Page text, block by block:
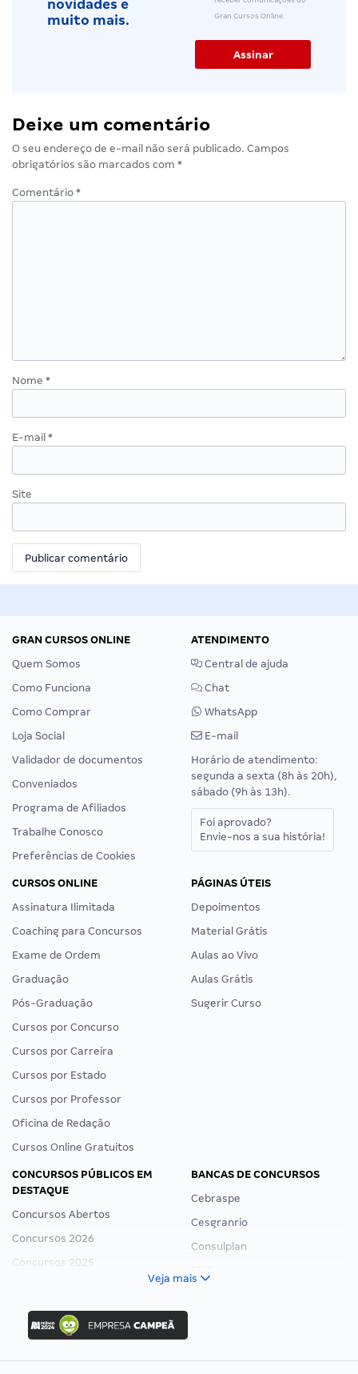
novidades e
muito mais.
Gran Cursos Online.
Deixe um comentário
O seu endereço de e-mail não será publicado. Campos
obrigatórios são marcados com *
Comentário *
Nome *
E-mail *
Site
GRAN CURSOS ONLINE
Quem Somos
Como Funciona
Como Comprar
Loja Social
Validador de documentos
Conveniados
Programa de Afiliados
Trabalhe Conosco
Preferências de Cookies
ATENDIMENTO
Central de ajuda
Chat
WhatsApp
E-mail
Horário de atendimento:
segunda a sexta (8h às 20h),
sábado (9h às 13h).
Foi aprovado?
Envie-nos a sua história!
CURSOS ONLINE
Assinatura Ilimitada
Coaching para Concursos
Exame de Ordem
Graduação
Pós-Graduação
Cursos por Concurso
Cursos por Carreira
Cursos por Estado
Cursos por Professor
Oficina de Redação
Cursos Online Gratuitos
PÁGINAS ÚTEIS
Depoimentos
Material Grátis
Aulas ao Vivo
Aulas Grátis
Sugerir Curso
CONCURSOS PÚBLICOS EM
DESTAQUE
Concursos Abertos
Concursos 2026
Concursos 2025
Concurso Ibama
Concurso MPU
Editais publicados
BANCAS DE CONCURSOS
Cebraspe
Cesgranrio
Consulplan
Veja mais